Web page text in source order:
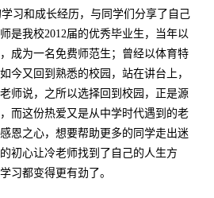
习和成长经历，与同学们分享了自己
是我校2012届的优秀毕业生，当年以
成为一名免费师范生；曾经以体育特
今又回到熟悉的校园，站在讲台上，
师说，之所以选择回到校园，正是源
而这份热爱又是从中学时代遇到的老
恩之心，想要帮助更多的同学走出迷
初心让冷老师找到了自己的人生方
习都变得更有劲了。